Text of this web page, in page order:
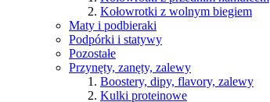
Kołowrotki z wolnym biegiem
Maty i podbieraki
Podpórki i statywy
Pozostałe
Przynęty, zanęty, zalewy
Boostery, dipy, flavory, zalewy
Kulki proteinowe